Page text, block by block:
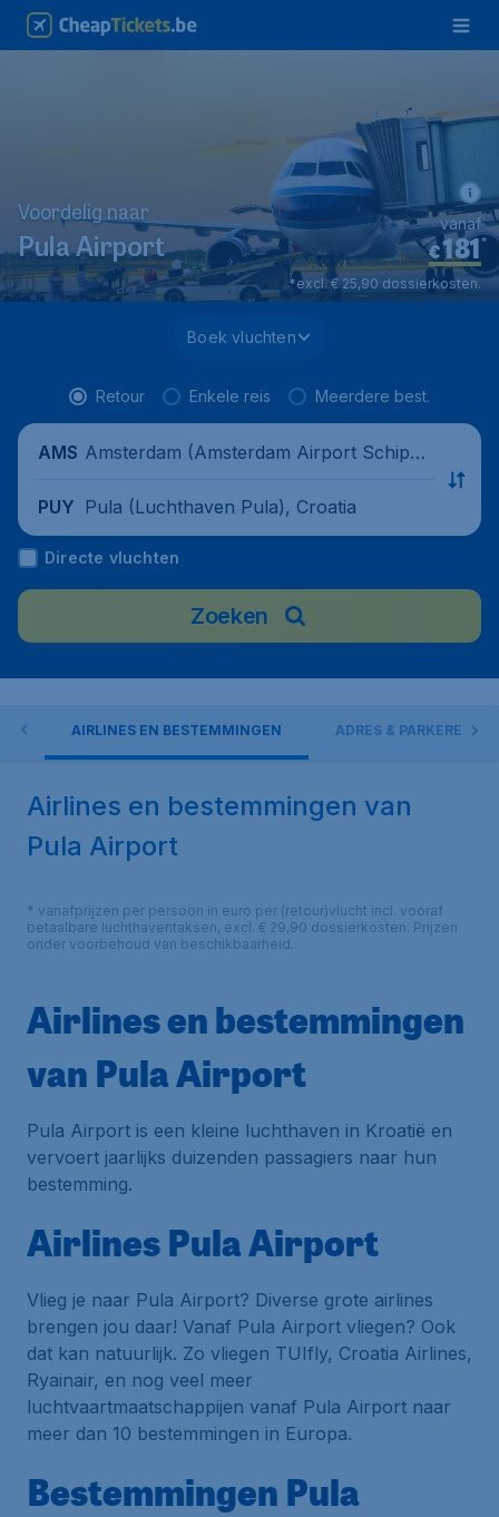
Voordelig naar
Pula Airport €181*
vanaf
*excl. € 25,90 dossierkosten.
Boek vluchten
Retour Enkele reis Meerdere best.
AMS Amsterdam (Amsterdam Airport Schipho
PUY Pula (Luchthaven Pula), Croatia
Directe vluchten
Zoeken
AIRLINES EN BESTEMMINGEN ADRES & PARKEREN
Airlines en bestemmingen van
Pula Airport
* vanafprijzen per persoon in euro per (retour)vlucht incl. vooraf
betaalbare luchthaventaksen, excl. € 29,90 dossierkosten. Prijzen
onder voorbehoud van beschikbaarheid.
Airlines en bestemmingen
van Pula Airport
Pula Airport is een kleine luchthaven in Kroatië en
vervoert jaarlijks duizenden passagiers naar hun
bestemming.
Airlines Pula Airport
Vlieg je naar Pula Airport? Diverse grote airlines
brengen jou daar! Vanaf Pula Airport vliegen? Ook
dat kan natuurlijk. Zo vliegen TUIfly, Croatia Airlines,
Ryainair, en nog veel meer
luchtvaartmaatschappijen vanaf Pula Airport naar
meer dan 10 bestemmingen in Europa.
Bestemmingen Pula